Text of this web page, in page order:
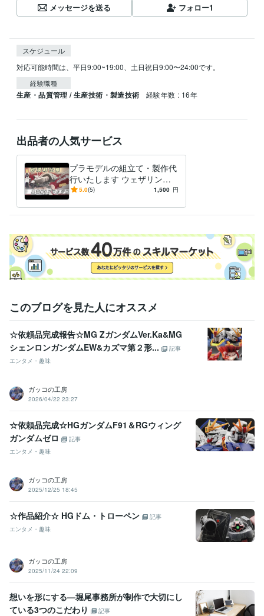
メッセージを送る
フォロー1
スケジュール
対応可能時間は、平日9:00~19:00、土日祝日9:00〜24:00です。
経験職種
生産・品質管理 / 生産技術・製造技術 経験年数 : 16年
出品者の人気サービス
プラモデルの組立て・製作代
行いたします ウェザリング
で一味違うプラモデルを手に
5.0(5) 1,500 円
このブログを見た人にオススメ
☆依頼品完成報告☆MG ZガンダムVer.Ka&MG
シェンロンガンダムEW&カズマ第２形...
記事
エンタメ・趣味
ガッコの工房
2026/04/22 23:27
☆依頼品完成☆HGガンダムF91＆RGウィング
ガンダムゼロ
記事
エンタメ・趣味
ガッコの工房
2025/12/25 18:45
☆作品紹介☆ HGドム・トローペン
記事
エンタメ・趣味
ガッコの工房
2025/11/24 22:09
想いを形にする—堀尾事務所が制作で大切にし
ている3つのこだわり
記事